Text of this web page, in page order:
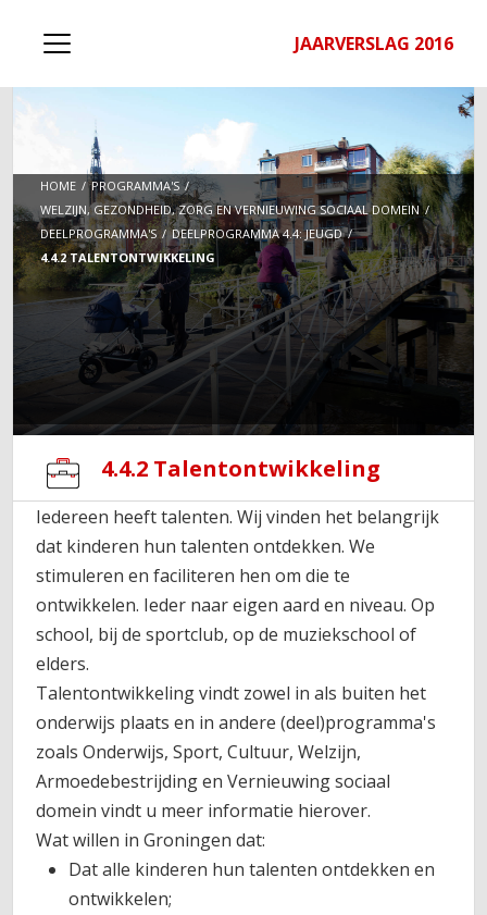
JAARVERSLAG 2016
HOME
PROGRAMMA'S
WELZIJN, GEZONDHEID, ZORG EN VERNIEUWING SOCIAAL DOMEIN
DEELPROGRAMMA'S
DEELPROGRAMMA 4.4: JEUGD
4.4.2 TALENTONTWIKKELING
4.4.2 Talentontwikkeling
Iedereen heeft talenten. Wij vinden het belangrijk
dat kinderen hun talenten ontdekken. We
stimuleren en faciliteren hen om die te
ontwikkelen. Ieder naar eigen aard en niveau. Op
school, bij de sportclub, op de muziekschool of
elders.
Talentontwikkeling vindt zowel in als buiten het
onderwijs plaats en in andere (deel)programma's
zoals Onderwijs, Sport, Cultuur, Welzijn,
Armoedebestrijding en Vernieuwing sociaal
domein vindt u meer informatie hierover.
Wat willen in Groningen dat:
Dat alle kinderen hun talenten ontdekken en
ontwikkelen;